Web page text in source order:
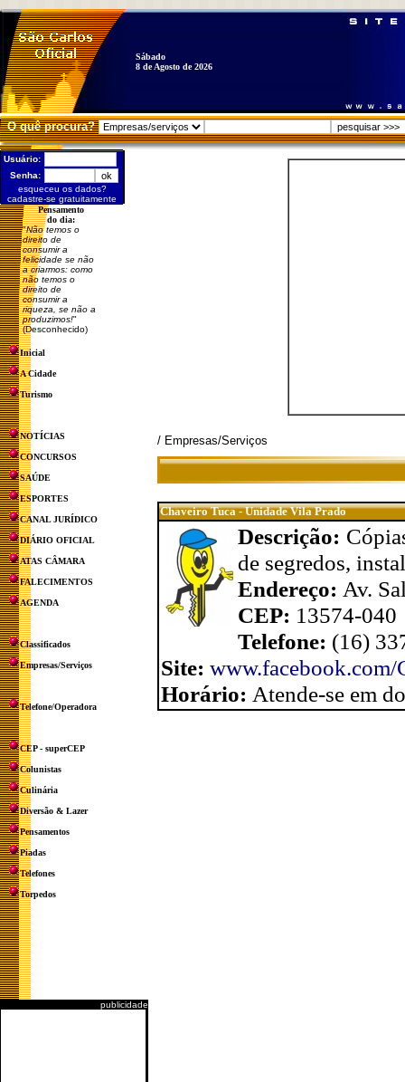
Sábado
8 de Agosto de 2026
O quê procura?
Usuário:
Senha:
esqueceu os dados?
cadastre-se gratuitamente
Pensamento
do dia:
"Não temos o
direito de
consumir a
felicidade se não
a criarmos: como
não temos o
direito de
consumir a
riqueza, se não a
produzimos!"
(Desconhecido)
Inicial
A Cidade
Turismo
NOTÍCIAS
CONCURSOS
SAÚDE
ESPORTES
CANAL JURÍDICO
DIÁRIO OFICIAL
ATAS CÂMARA
FALECIMENTOS
AGENDA
Classificados
Empresas/Serviços
Telefone/Operadora
CEP - superCEP
Colunistas
Culinária
Diversão & Lazer
Pensamentos
Piadas
Telefones
Torpedos
publicidade
/ Empresas/Serviços
Chaveiro Tuca - Unidade Vila Prado
Descrição:
de segredos,
Endereço: Av.
CEP: 13574-040
Telefone: (16)
Site:
Horário: Atende-se em